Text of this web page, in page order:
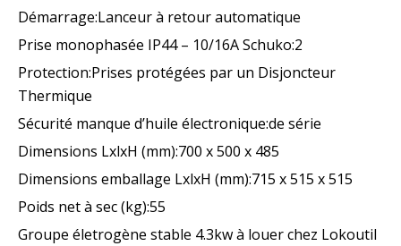
Démarrage:Lanceur à retour automatique
Prise monophasée IP44 – 10/16A Schuko:2
Protection:Prises protégées par un Disjoncteur
Thermique
Sécurité manque d’huile électronique:de série
Dimensions LxlxH (mm):700 x 500 x 485
Dimensions emballage LxlxH (mm):715 x 515 x 515
Poids net à sec (kg):55
Groupe életrogène stable 4.3kw à louer chez Lokoutil